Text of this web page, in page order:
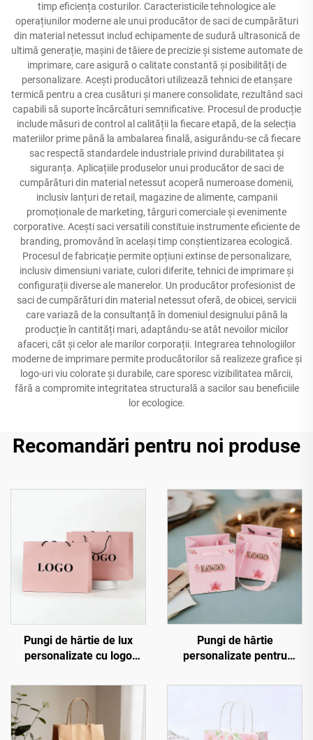
timp eficiența costurilor. Caracteristicile tehnologice ale
operațiunilor moderne ale unui producător de saci de cumpărături
din material netessut includ echipamente de sudură ultrasonică de
ultimă generație, mașini de tăiere de precizie și sisteme automate de
imprimare, care asigură o calitate constantă și posibilități de
personalizare. Acești producători utilizează tehnici de etanșare
termică pentru a crea cusături și manere consolidate, rezultând saci
capabili să suporte încărcături semnificative. Procesul de producție
include măsuri de control al calității la fiecare etapă, de la selecția
materiilor prime până la ambalarea finală, asigurându-se că fiecare
sac respectă standardele industriale privind durabilitatea și
siguranța. Aplicațiile produselor unui producător de saci de
cumpărături din material netessut acoperă numeroase domenii,
inclusiv lanțuri de retail, magazine de alimente, campanii
promoționale de marketing, târguri comerciale și evenimente
corporative. Acești saci versatili constituie instrumente eficiente de
branding, promovând în același timp conștientizarea ecologică.
Procesul de fabricație permite opțiuni extinse de personalizare,
inclusiv dimensiuni variate, culori diferite, tehnici de imprimare și
configurații diverse ale manerelor. Un producător profesionist de
saci de cumpărături din material netessut oferă, de obicei, servicii
care variază de la consultanță în domeniul designului până la
producție în cantități mari, adaptându-se atât nevoilor micilor
afaceri, cât și celor ale marilor corporații. Integrarea tehnologiilor
moderne de imprimare permite producătorilor să realizeze grafice și
logo-uri viu colorate și durabile, care sporesc vizibilitatea mărcii,
fără a compromite integritatea structurală a sacilor sau beneficiile
lor ecologice.
Recomandări pentru noi produse
Pungi de hârtie de lux
personalizate cu logo
cumpărături boutique cu
propriul dvs. logo
Pungi de hârtie
personalizate pentru
cald aurit, pungi de
cumpărături tip sac, pungi
de hârtie reciclată pentru
cadou